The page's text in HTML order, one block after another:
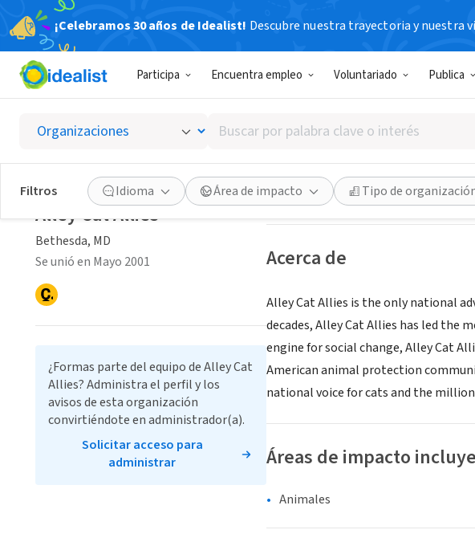
¡Celebramos 30 años de Idealist! Descubre nuestra trayectoria y nuestra
Participa Encuentra empleo Voluntariado Publica
Buscar
por
palabra
clave
o
interés
Filtros Idioma Área de impacto Tipo de
Alley Cat Allies
Bethesda, MD|www.alleycat.org
Guardar Compartir
Acerca de
Alley Cat Allies is the only national
decades, Alley Cat Allies has led the
engine for social change, Alley Cat
American animal protection
national voice for cats and the
Áreas de impacto
Animales
Alley Cat Allies
Bethesda, MD
Se unió en Mayo 2001
¿Formas parte del equipo de Alley Cat
Allies? Administra el perfil y los
avisos de esta organización
convirtiéndote en administrador(a).
Solicitar acceso para
administrar